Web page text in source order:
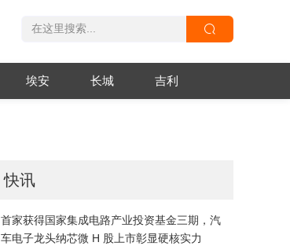
埃安 长城 吉利
快讯
首家获得国家集成电路产业投资基金三期，汽
车电子龙头纳芯微 H 股上市彰显硬核实力